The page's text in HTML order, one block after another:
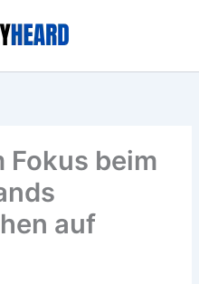
Fokus beim
auf